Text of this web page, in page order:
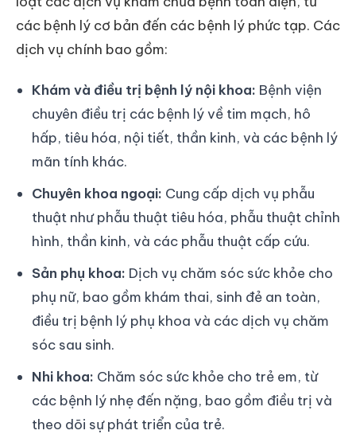
các bệnh lý cơ bản đến các bệnh lý phức tạp. Các
dịch vụ chính bao gồm:
Khám và điều trị bệnh lý nội khoa: Bệnh viện
chuyên điều trị các bệnh lý về tim mạch, hô
hấp, tiêu hóa, nội tiết, thần kinh, và các bệnh lý
mãn tính khác.
Chuyên khoa ngoại: Cung cấp dịch vụ phẫu
thuật như phẫu thuật tiêu hóa, phẫu thuật chỉnh
hình, thần kinh, và các phẫu thuật cấp cứu.
Sản phụ khoa: Dịch vụ chăm sóc sức khỏe cho
phụ nữ, bao gồm khám thai, sinh đẻ an toàn,
điều trị bệnh lý phụ khoa và các dịch vụ chăm
sóc sau sinh.
Nhi khoa: Chăm sóc sức khỏe cho trẻ em, từ
các bệnh lý nhẹ đến nặng, bao gồm điều trị và
theo dõi sự phát triển của trẻ.